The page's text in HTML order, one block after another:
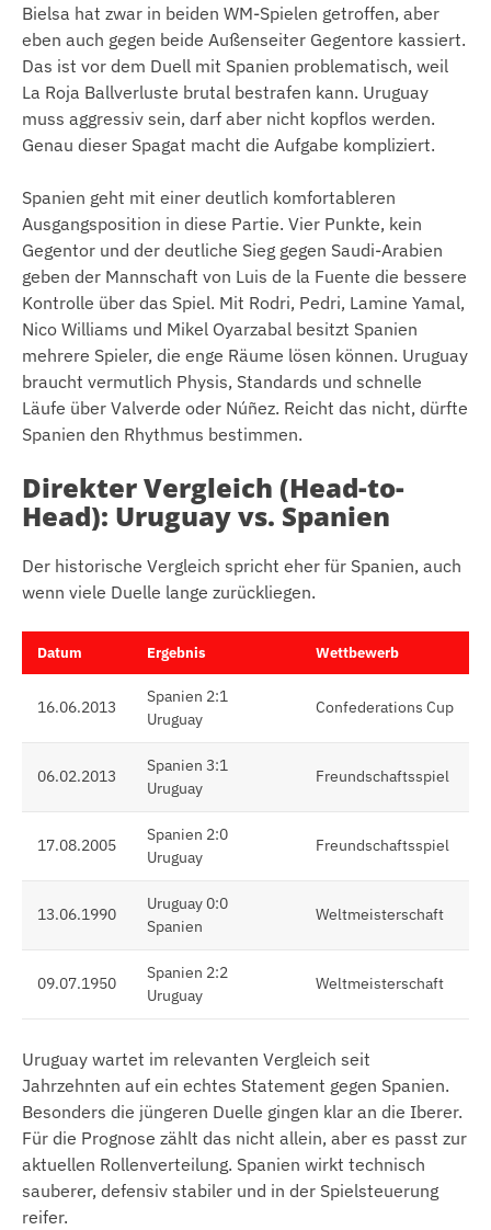
Bielsa hat zwar in beiden WM-Spielen getroffen, aber
eben auch gegen beide Außenseiter Gegentore kassiert.
Das ist vor dem Duell mit Spanien problematisch, weil
La Roja Ballverluste brutal bestrafen kann. Uruguay
muss aggressiv sein, darf aber nicht kopflos werden.
Genau dieser Spagat macht die Aufgabe kompliziert.
Spanien geht mit einer deutlich komfortableren
Ausgangsposition in diese Partie. Vier Punkte, kein
Gegentor und der deutliche Sieg gegen Saudi-Arabien
geben der Mannschaft von Luis de la Fuente die bessere
Kontrolle über das Spiel. Mit Rodri, Pedri, Lamine Yamal,
Nico Williams und Mikel Oyarzabal besitzt Spanien
mehrere Spieler, die enge Räume lösen können. Uruguay
braucht vermutlich Physis, Standards und schnelle
Läufe über Valverde oder Núñez. Reicht das nicht, dürfte
Spanien den Rhythmus bestimmen.
Direkter Vergleich (Head-to-
Head): Uruguay vs. Spanien
Der historische Vergleich spricht eher für Spanien, auch
wenn viele Duelle lange zurückliegen.
Datum Ergebnis Wettbewerb
16.06.2013
Spanien 2:1
Uruguay
Confederations Cup
06.02.2013
Spanien 3:1
Uruguay
Freundschaftsspiel
17.08.2005
Spanien 2:0
Uruguay
Freundschaftsspiel
13.06.1990
Uruguay 0:0
Spanien
Weltmeisterschaft
09.07.1950
Spanien 2:2
Uruguay
Weltmeisterschaft
Uruguay wartet im relevanten Vergleich seit
Jahrzehnten auf ein echtes Statement gegen Spanien.
Besonders die jüngeren Duelle gingen klar an die Iberer.
Für die Prognose zählt das nicht allein, aber es passt zur
aktuellen Rollenverteilung. Spanien wirkt technisch
sauberer, defensiv stabiler und in der Spielsteuerung
reifer.